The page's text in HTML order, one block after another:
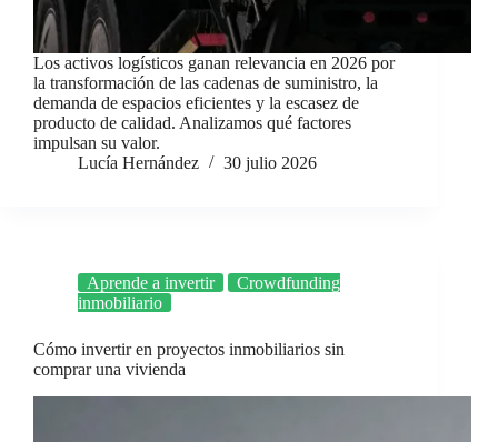
Los activos logísticos ganan relevancia en 2026 por
la transformación de las cadenas de suministro, la
demanda de espacios eficientes y la escasez de
producto de calidad. Analizamos qué factores
impulsan su valor.
Lucía Hernández
30 julio 2026
Aprende a invertir
Crowdfunding
inmobiliario
Cómo invertir en proyectos inmobiliarios sin
comprar una vivienda